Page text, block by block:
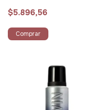
$5.896,56
Comprar